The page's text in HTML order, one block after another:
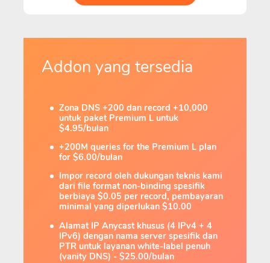
Addon yang tersedia
Zona DNS +200 dan record +10,000
untuk paket Premium L untuk
$4.95/bulan
+200M queries for the Premium L plan
for $6.00/bulan
Impor record oleh dukungan teknis kami
dari file format non-binding spesifik
berbiaya $0.05 per record, pembayaran
minimal yang diperlukan $10.00
Alamat IP Anycast khusus (4 IPv4 + 4
IPv6) dengan nama server spesifik dan
PTR untuk layanan white-label penuh
(vanity DNS) - $25.00/bulan